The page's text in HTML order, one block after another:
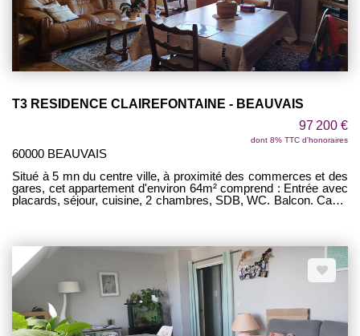
T3 RESIDENCE CLAIREFONTAINE - BEAUVAIS
97 200 €
dont 8% TTC d'honoraires
60000 BEAUVAIS
Situé à 5 mn du centre ville, à proximité des commerces et des
gares, cet appartement d'environ 64m² comprend : Entrée avec
placards, séjour, cuisine, 2 chambres, SDB, WC. Balcon. Cave.